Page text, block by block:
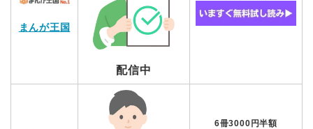
まんが王国
配信中
6冊3000円半額